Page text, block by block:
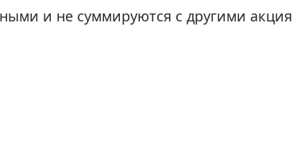
и не суммируются с другими